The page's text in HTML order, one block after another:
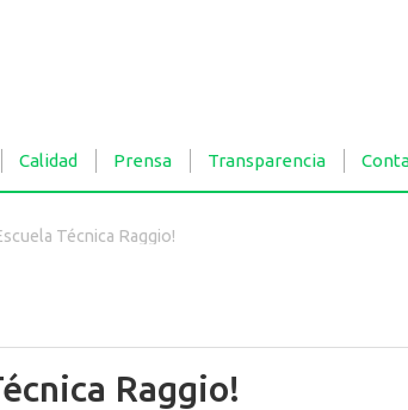
Calidad Prensa Transparencia
Técnica Raggio!
Raggio!